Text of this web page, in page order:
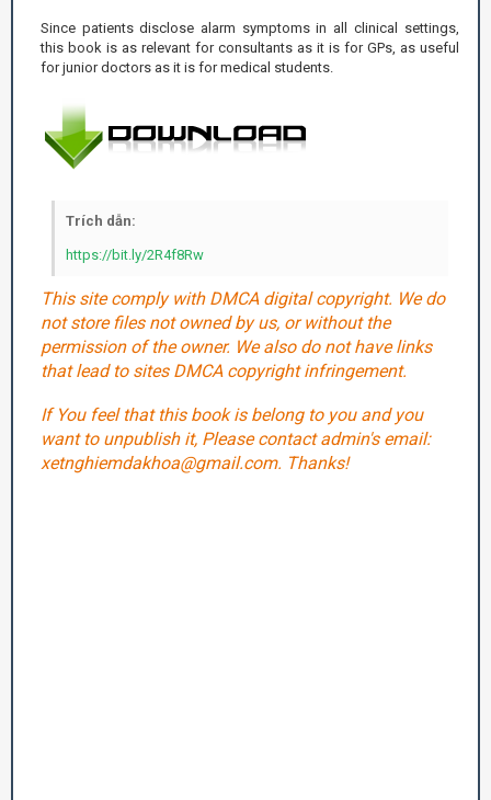
Since patients disclose alarm symptoms in all clinical settings,
this book is as relevant for consultants as it is for GPs, as useful
for junior doctors as it is for medical students.
Trích dẫn:
https://bit.ly/2R4f8Rw
This site comply with DMCA digital copyright. We do
not store files not owned by us, or without the
permission of the owner. We also do not have links
that lead to sites DMCA copyright infringement.
If You feel that this book is belong to you and you
want to unpublish it, Please contact admin's email:
xetnghiemdakhoa@gmail.com. Thanks!